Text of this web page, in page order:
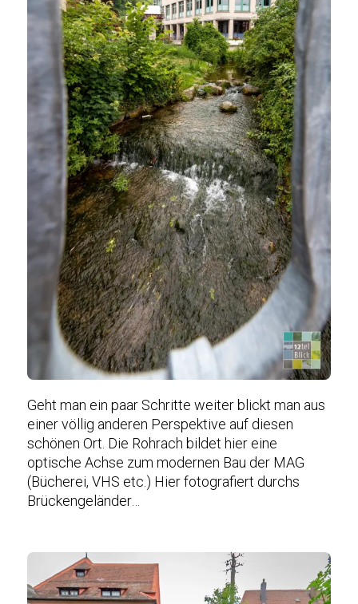
Geht man ein paar Schritte weiter blickt man aus
einer völlig anderen Perspektive auf diesen
schönen Ort. Die Rohrach bildet hier eine
optische Achse zum modernen Bau der MAG
(Bücherei, VHS etc.) Hier fotografiert durchs
Brückengeländer…